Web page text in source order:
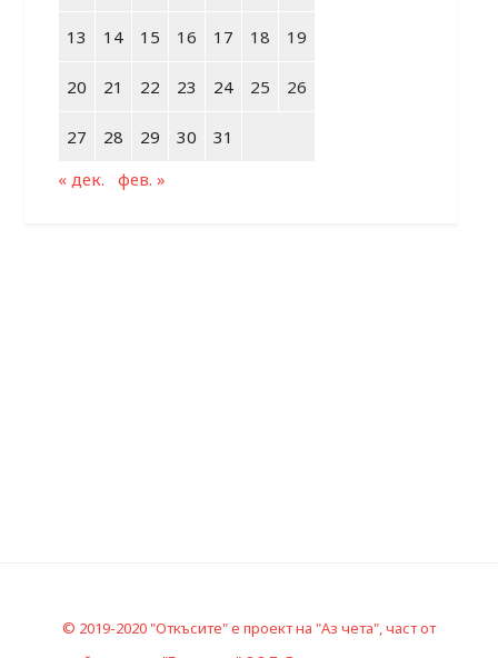
13 14 15 16 17 18 19
20 21 22 23 24 25 26
27 28 29 30
31
« дек.
фев. »
© 2019-2020 "Откъсите" е проект на "Аз чета", част от